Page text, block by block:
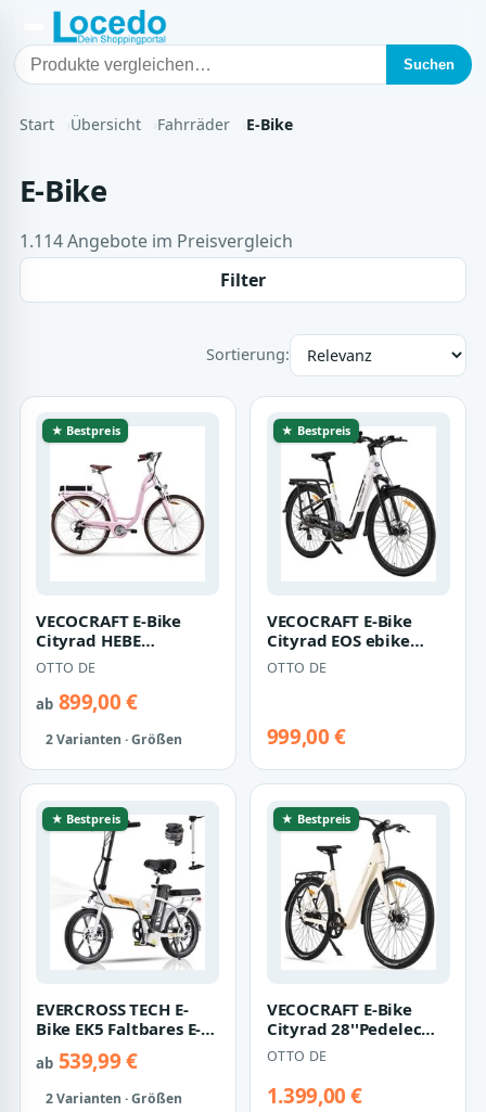
Suchen
Start Übersicht Fahrräder E-Bike
E-Bike
1.114 Angebote im Preisvergleich
Filter
Sortierung:
★ Bestpreis
VECOCRAFT E-Bike
Cityrad HEBE
elektrofahrrad
citybike ebike damen
28 z…
OTTO DE
ab899,00 €
2 Varianten · Größen
★ Bestpreis
VECOCRAFT E-Bike
Cityrad EOS ebike
damen 28 zoll 25
km/h, 8 Gang Shima…
OTTO DE
999,00 €
★ Bestpreis
EVERCROSS TECH E-
Bike EK5 Faltbares E-
13AH, Heckm…
ab539,99 €
2 Varianten · Größen
★ Bestpreis
VECOCRAFT E-Bike
Cityrad 28''Pedelec
LUNA 1.0
Drehmomentsensor,
36V 10…
OTTO DE
1.399,00 €